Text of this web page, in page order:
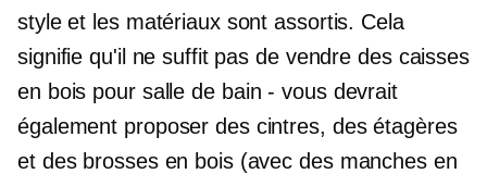
style et les matériaux sont assortis. Cela
signifie qu'il ne suffit pas de vendre des caisses
en bois pour salle de bain - vousdevrait
également proposer des cintres, des étagères
et des brosses en bois (avec des manches en